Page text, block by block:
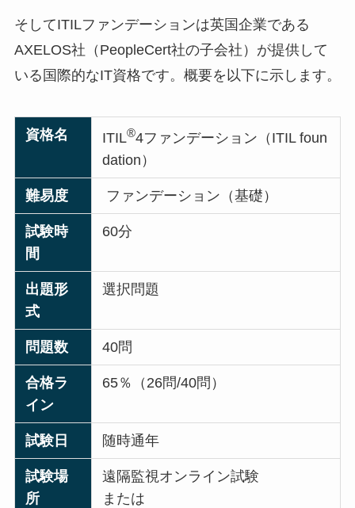
そしてITILファンデーションは英国企業である
AXELOS社（PeopleCert社の子会社）が提供して
いる国際的なIT資格です。概要を以下に示します。
資格名 ITIL®4ファンデーション（ITIL foun
dation）
難易度 ファンデーション（基礎）
試験時
間
60分
出題形
式
選択問題
問題数 40問
合格ラ
イン
65％（26問/40問）
試験日 随時通年
試験場
所
遠隔監視オンライン試験
または